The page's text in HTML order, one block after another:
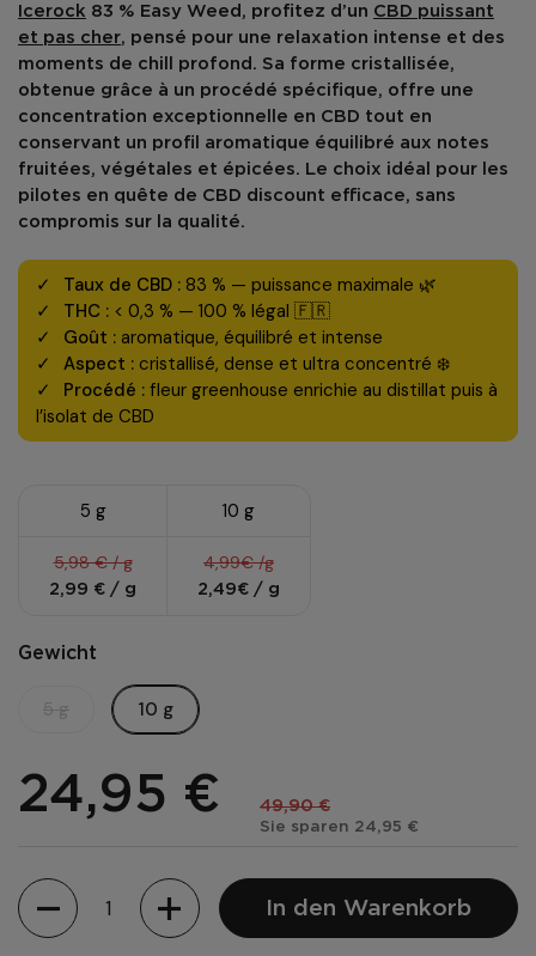
Icerock 83 % Easy Weed , profitez d’un CBD puissant
et pas cher, pensé pour une relaxation intense et des
moments de chill profond. Sa forme cristallisée,
obtenue grâce à un procédé spécifique, offre une
concentration exceptionnelle en CBD tout en
conservant un profil aromatique équilibré aux notes
fruitées, végétales et épicées. Le choix idéal pour les
pilotes en quête de CBD discount efficace, sans
compromis sur la qualité.
Taux de CBD : 83 % — puissance maximale 🌿
THC : < 0,3 % — 100 % légal 🇫🇷
Goût : aromatique, équilibré et intense
Aspect : cristallisé, dense et ultra concentré ❄️
Procédé : fleur greenhouse enrichie au distillat puis à
l’isolat de CBD
5 g
5,98 € / g
2,99 € / g
10 g
4,99€ /g
2,49€ / g
Gewicht
5 g 10 g
24,95 € 49,90 €
Sie sparen 24,95 €
Menge
In den Warenkorb